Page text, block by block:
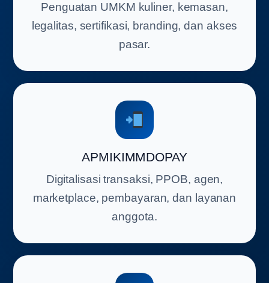
Penguatan UMKM kuliner, kemasan,
legalitas, sertifikasi, branding, dan akses
pasar.
APMIKIMMDOPAY
Digitalisasi transaksi, PPOB, agen,
marketplace, pembayaran, dan layanan
anggota.